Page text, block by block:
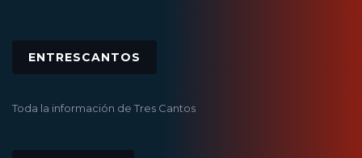
ENTRESCANTOS
Toda la información de Tres Cantos